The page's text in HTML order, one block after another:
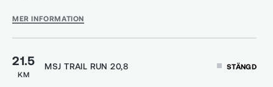
MER INFORMATION
21.5
KM
MSJ TRAIL RUN 20,8 STÄNGD